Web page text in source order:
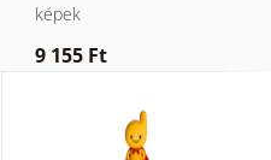
képek
9 155 Ft